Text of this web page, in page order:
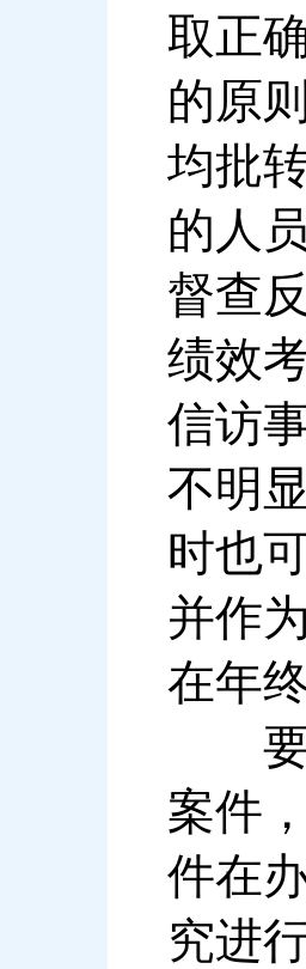
取正
的原
均批
的人
督查
绩效
信访
不明
时也
并作
在年
要
案件
件在
究进